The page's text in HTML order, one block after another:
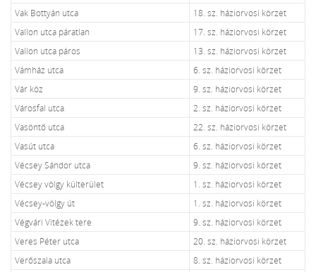
Vak Bottyán utca
18. sz. háziorvosi körzet
Vallon utca páratlan
17. sz. háziorvosi körzet
Vallon utca páros
13. sz. háziorvosi körzet
Vámház utca
6. sz. háziorvosi körzet
Vár köz
9. sz. háziorvosi körzet
Városfal utca
2. sz. háziorvosi körzet
Vasöntő utca
22. sz. háziorvosi körzet
Vasút utca
6. sz. háziorvosi körzet
Vécsey Sándor utca
9. sz. háziorvosi körzet
Vécsey völgy külterület
1. sz. háziorvosi körzet
Vécsey-völgy út
1. sz. háziorvosi körzet
Végvári Vitézek tere
9. sz. háziorvosi körzet
Veres Péter utca
20. sz. háziorvosi körzet
Verőszala utca
8. sz. háziorvosi körzet